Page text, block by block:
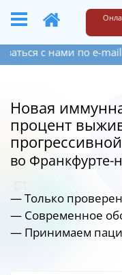
+49 173 6609187
с нами по e-mail
Новая
процент
во
— Только
— Современное
— Принимаем